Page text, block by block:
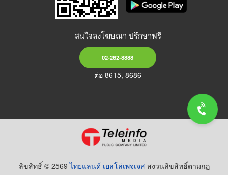
สนใจลงโฆษณา ปรึกษาฟรี
02-262-8888
ต่อ 8615, 8686
ลิขสิทธิ์ © 2569ไทยแลนด์ เยลโล่เพจเจส สงวนลิขสิทธิ์ตามกฏ